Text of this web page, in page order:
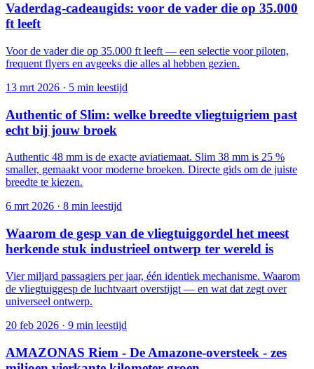
Vaderdag-cadeaugids: voor de vader die op 35.000
ft leeft
Voor de vader die op 35.000 ft leeft — een selectie voor piloten,
frequent flyers en avgeeks die alles al hebben gezien.
13 mrt 2026 · 5 min leestijd
Authentic of Slim: welke breedte vliegtuigriem past
echt bij jouw broek
Authentic 48 mm is de exacte aviatiemaat. Slim 38 mm is 25 %
smaller, gemaakt voor moderne broeken. Directe gids om de juiste
breedte te kiezen.
6 mrt 2026 · 8 min leestijd
Waarom de gesp van de vliegtuiggordel het meest
herkende stuk industrieel ontwerp ter wereld is
Vier miljard passagiers per jaar, één identiek mechanisme. Waarom
de vliegtuiggesp de luchtvaart overstijgt — en wat dat zegt over
universeel ontwerp.
20 feb 2026 · 9 min leestijd
AMAZONAS Riem - De Amazone-oversteek - zes